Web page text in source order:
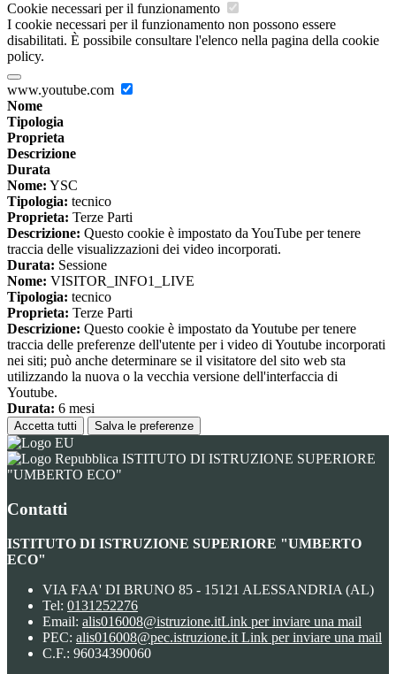
Cookie necessari per il funzionamento
I cookie necessari per il funzionamento non possono essere
disabilitati. È possibile consultare l'elenco nella pagina della cookie
policy.
www.youtube.com
Nome
Tipologia
Proprieta
Descrizione
Durata
Nome: YSC
Tipologia: tecnico
Proprieta: Terze Parti
Descrizione: Questo cookie è impostato da YouTube per tenere
traccia delle visualizzazioni dei video incorporati.
Durata: Sessione
Nome: VISITOR_INFO1_LIVE
Tipologia: tecnico
Proprieta: Terze Parti
Descrizione: Questo cookie è impostato da Youtube per tenere
traccia delle preferenze dell'utente per i video di Youtube incorporati
nei siti; può anche determinare se il visitatore del sito web sta
utilizzando la nuova o la vecchia versione dell'interfaccia di
Youtube.
Durata: 6 mesi
Accetta tutti Salva le preferenze
ISTITUTO DI ISTRUZIONE SUPERIORE
"UMBERTO ECO"
Contatti
ISTITUTO DI ISTRUZIONE SUPERIORE "UMBERTO
ECO"
VIA FAA' DI BRUNO 85 - 15121 ALESSANDRIA (AL)
Tel: 0131252276
Email: alis016008@istruzione.itLink per inviare una mail
PEC: alis016008@pec.istruzione.it Link per inviare una mail
C.F.: 96034390060